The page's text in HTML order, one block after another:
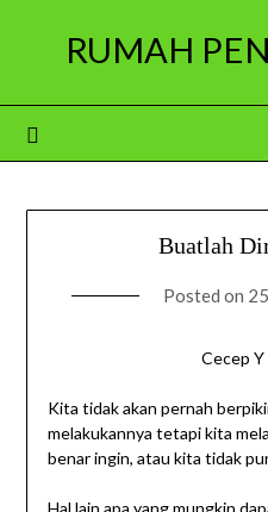
RUMAH
Buatlah
Posted on
Cecep Y
Kita tidak akan pernah
melakukannya tetapi kita
benar ingin, atau kita tidak